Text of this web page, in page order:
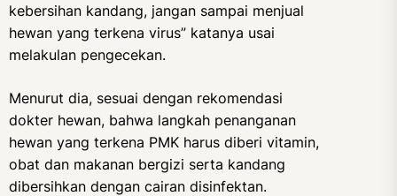
kebersihan kandang, jangan sampai menjual
hewan yang terkena virus” katanya usai
melakulan pengecekan.
Menurut dia, sesuai dengan rekomendasi
dokter hewan, bahwa langkah penanganan
hewan yang terkena PMK harus diberi vitamin,
obat dan makanan bergizi serta kandang
dibersihkan dengan cairan disinfektan.